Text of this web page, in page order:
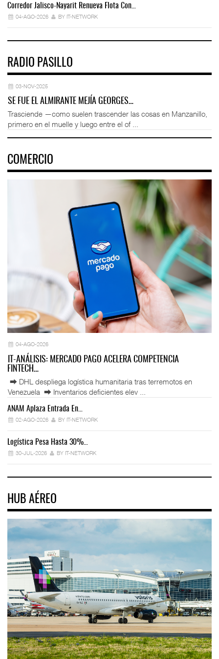
Corredor Jalisco-Nayarit Renueva Flota Con…
04-AGO-2026 BY IT-NETWORK
RADIO PASILLO
03-NOV-2025
SE FUE EL ALMIRANTE MEJÍA GEORGES…
Trasciende —como suelen trascender las cosas en Manzanillo,
primero en el muelle y luego entre el of ...
COMERCIO
04-AGO-2026
IT-ANÁLISIS: MERCADO PAGO ACELERA COMPETENCIA
FINTECH…
⮕ DHL despliega logística humanitaria tras terremotos en
Venezuela ⮕ Inventarios deficientes elev ...
ANAM Aplaza Entrada En…
02-AGO-2026 BY IT-NETWORK
Logística Pesa Hasta 30%…
30-JUL-2026 BY IT-NETWORK
HUB AÉREO